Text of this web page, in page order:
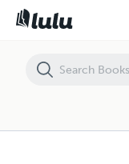
Bafouements des